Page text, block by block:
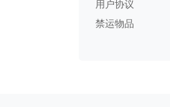
用户协议
禁运物品